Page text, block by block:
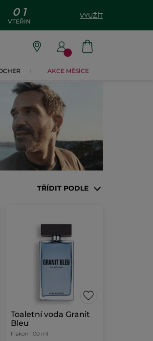
0 0
VTEŘIN
VYUŽÍT
AKCE MĚSÍCE
TŘÍDIT PODLE
Toaletní voda Granit
Bleu
Flakon 100 ml